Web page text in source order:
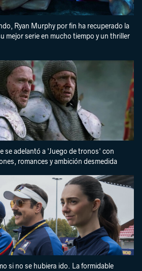
Ryan Murphy por fin ha recuperado la
mejor serie en mucho tiempo y un thriller
se adelantó a 'Juego de tronos' con
romances y ambición desmedida
si no se hubiera ido. La formidable